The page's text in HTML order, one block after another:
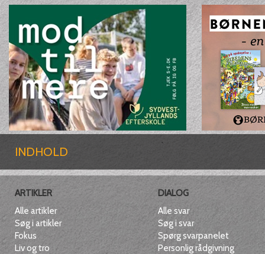
INDHOLD
ARTIKLER
Alle artikler
Søg i artikler
Fokus
Liv og tro
DIALOG
Alle svar
Søg i svar
Spørg svarpanelet
Personlig rådgivning